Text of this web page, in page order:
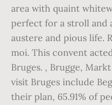
area with quaint
perfect for a stroll and
austere and pious life.
moi. This convent
Bruges. , Brugge,
visit Bruges include
their plan, 65.91% of